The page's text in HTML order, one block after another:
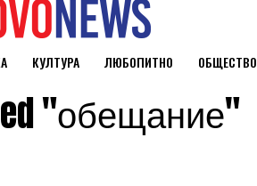
КУЛТУРА ЛЮБОПИТНО ОБЩЕСТВО
"обещание"